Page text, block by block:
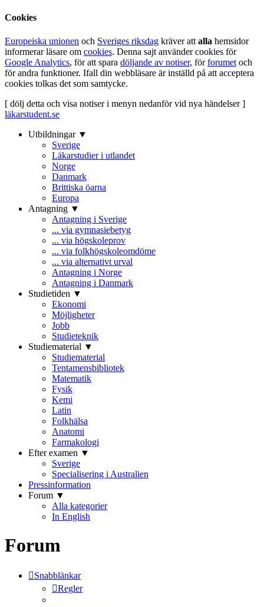
Cookies
Europeiska unionen och Sveriges riksdag kräver att alla hemsidor
informerar läsare om cookies. Denna sajt använder cookies för
Google Analytics, för att spara döljande av notiser, förforumet och
för andra funktioner. Ifall din webbläsare är inställd på att acceptera
cookies tolkas det som samtycke.
[ dölj detta och visa notiser i menyn nedanför vid nya händelser ]
läkarstudent.se
Utbildningar ▼
Sverige
Läkarstudier i utlandet
Norge
Danmark
Brittiska öarna
Europa
Antagning ▼
Antagning i Sverige
... via gymnasiebetyg
... via högskoleprov
... via folkhögskoleomdöme
... via alternativt urval
Antagning i Norge
Antagning i Danmark
Studietiden ▼
Ekonomi
Möjligheter
Jobb
Studieteknik
Studiematerial ▼
Studiematerial
Tentamensbibliotek
Matematik
Fysik
Kemi
Latin
Folkhälsa
Anatomi
Farmakologi
Efter examen ▼
Sverige
Specialisering i Australien
Pressinformation
Forum ▼
Alla kategorier
In English
Forum
Snabblänkar
Regler